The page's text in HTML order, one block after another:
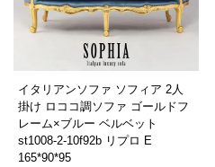
イタリアンソファ ソフィア 2人
掛け ロココ調ソファ ゴールドフ
レーム×ブルー ベルベット
st1008-2-10f92b リプロ E
165*90*95